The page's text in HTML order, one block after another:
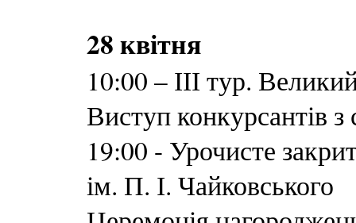
28 квітня
10:00 – ІІІ тур.
Виступ конкурсантів
19:00 - Урочисте
ім. П. І. Чайковського